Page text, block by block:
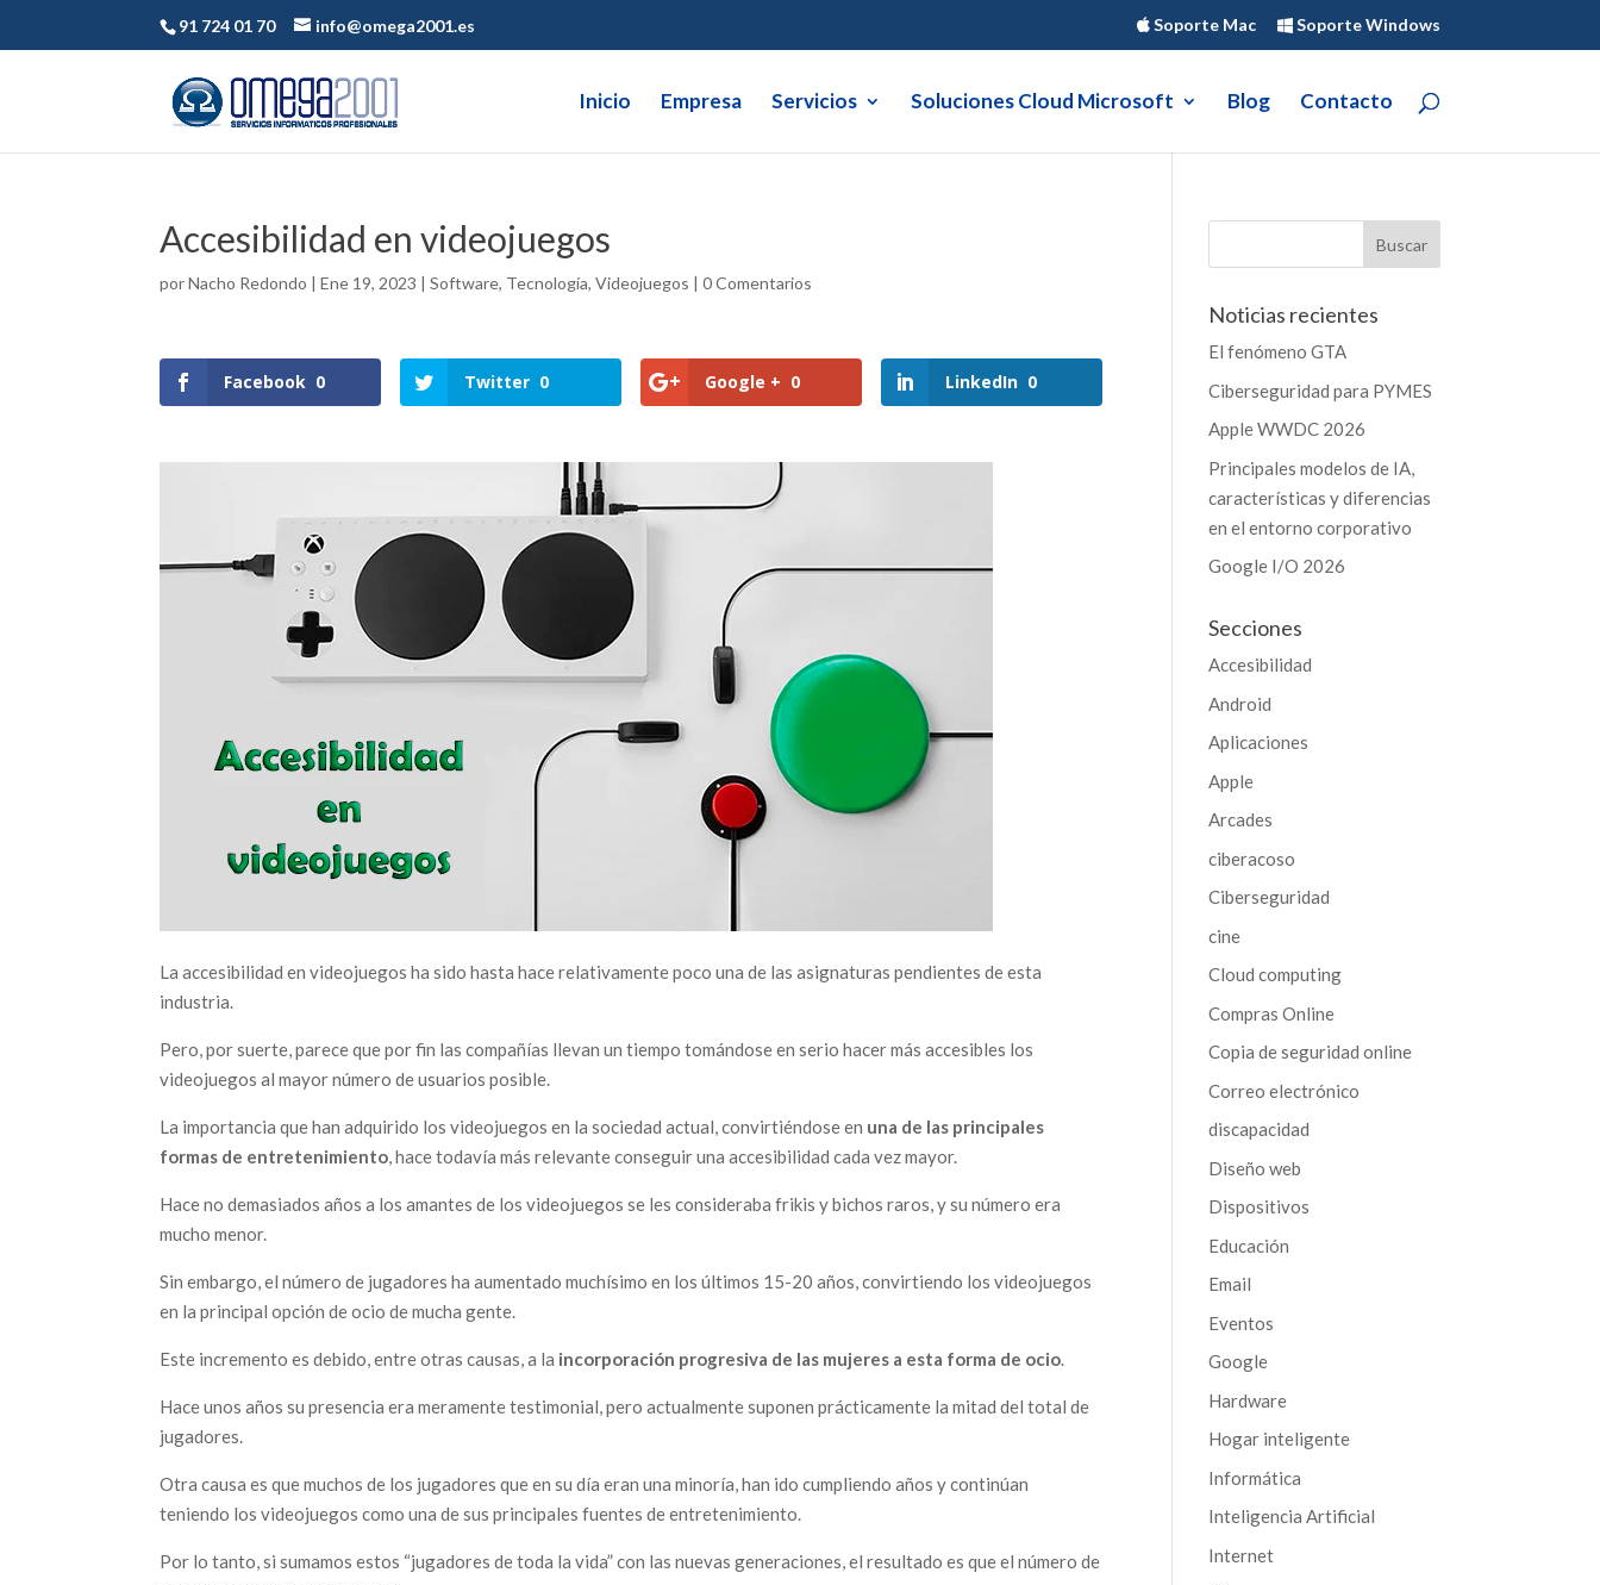
91 724 01 70 info@omega2001.es Soporte Mac Soporte Windows
Inicio Empresa Servicios Soluciones Cloud Microsoft Blog Contacto
Accesibilidad en videojuegos
porNacho Redondo |Ene 19, 2023 |Software, Tecnología,Videojuegos |0 Comentarios
Facebook 0 Twitter 0 Google + 0 LinkedIn 0
La accesibilidad en videojuegos ha sido hasta hace relativamente poco una de las asignaturas pendientes de esta
industria.
Pero, por suerte, parece que por fin las compañías llevan un tiempo tomándose en serio hacer más accesibles los
videojuegos al mayor número de usuarios posible.
La importancia que han adquirido los videojuegos en la sociedad actual, convirtiéndose en una de las principales
formas de entretenimiento, hace todavía más relevante conseguir una accesibilidad cada vez mayor.
Hace no demasiados años a los amantes de los videojuegos se les consideraba frikis y bichos raros, y su número era
mucho menor.
Sin embargo, el número de jugadores ha aumentado muchísimo en los últimos 15-20 años, convirtiendo los videojuegos
en la principal opción de ocio de mucha gente.
Este incremento es debido, entre otras causas, a la incorporación progresiva de las mujeres a esta forma de ocio.
Hace unos años su presencia era meramente testimonial, pero actualmente suponen prácticamente la mitad del total de
jugadores.
Otra causa es que muchos de los jugadores que en su día eran una minoría, han ido cumpliendo años y continúan
teniendo los videojuegos como una de sus principales fuentes de entretenimiento.
Por lo tanto, si sumamos estos “jugadores de toda la vida” con las nuevas generaciones, el resultado es que el número de
Noticias recientes
El fenómeno GTA
Ciberseguridad para PYMES
Apple WWDC 2026
Principales modelos de IA,
características y diferencias
en el entorno corporativo
Google I/O 2026
Secciones
Accesibilidad
Android
Aplicaciones
Apple
Arcades
ciberacoso
Ciberseguridad
cine
Cloud computing
Compras Online
Copia de seguridad online
Correo electrónico
discapacidad
Diseño web
Dispositivos
Educación
Email
Eventos
Google
Hardware
Hogar inteligente
Informática
Inteligencia Artificial
Internet